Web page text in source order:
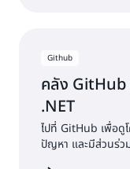
Github
คลัง GitHub
.NET
ไปที่ GitHub เพื่อดู
ปัญหา และมีส่วนร่